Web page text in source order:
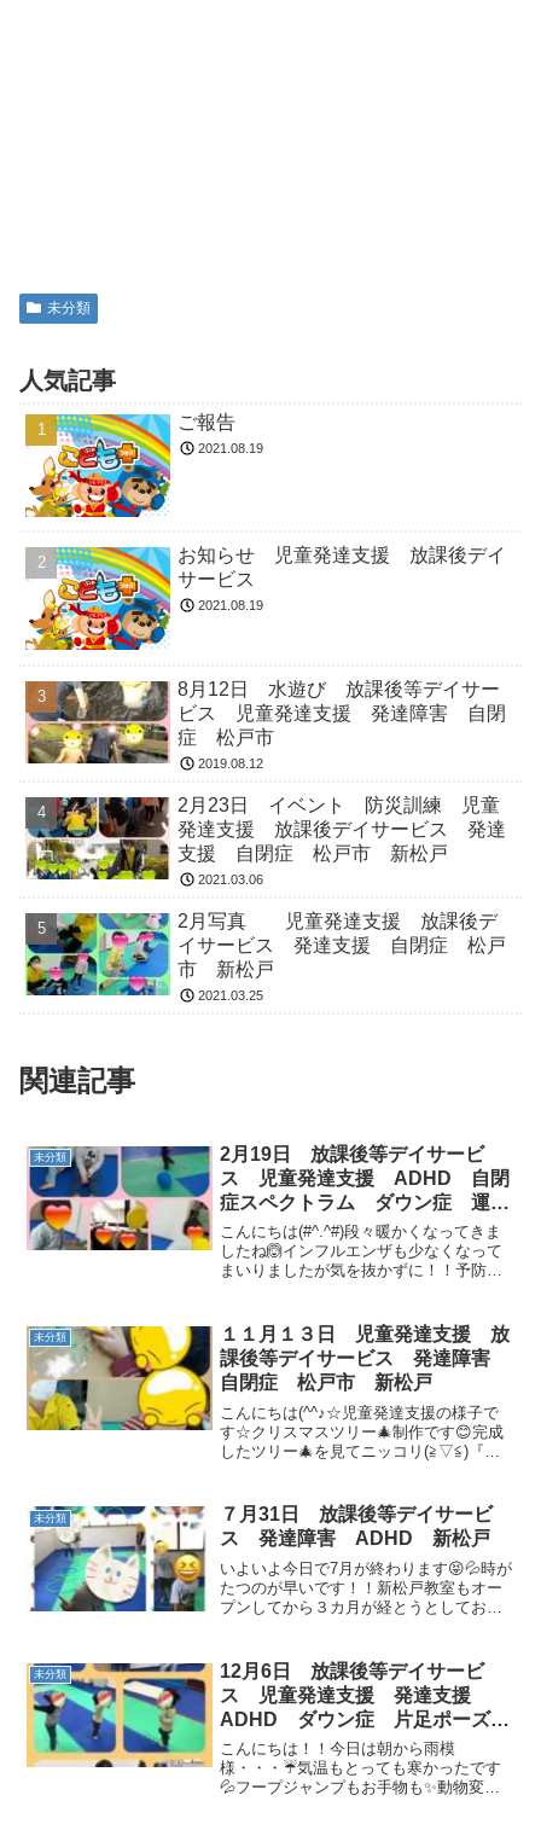
未分類
人気記事
ご報告
2021.08.19
お知らせ 児童発達支援 放課後デイ
サービス
2021.08.19
8月12日 水遊び 放課後等デイサー
ビス 児童発達支援 発達障害 自閉
症 松戸市
2019.08.12
2月23日 イベント 防災訓練 児童
発達支援 放課後デイサービス 発達
支援 自閉症 松戸市 新松戸
2021.03.06
2月写真 児童発達支援 放課後デ
イサービス 発達支援 自閉症 松戸
市 新松戸
2021.03.25
関連記事
未分類
2月19日 放課後等デイサービ
ス 児童発達支援 ADHD 自閉
症スペクトラム ダウン症 運動
療育 流山 松戸 新松戸
こんにちは(#^.^#)段々暖かくなってきま
したね🙆インフルエンザも少なくなって
まいりましたが気を抜かずに！！予防は
になって橋を渡りました😍みんな上手で
す！！壁倒立もだ...
未分類
１１月１３日 児童発達支援 放
課後等デイサービス 発達障害
自閉症 松戸市 新松戸
こんにちは(^^♪☆児童発達支援の様子で
す☆クリスマスツリー🎄制作です😊完成
したツリー🎄を見てニッコリ(≧▽≦)『あ
した🎶動物変身の次はジャンケンの練習
です✌サーキット...
未分類
７月31日 放課後等デイサービ
ス 発達障害 ADHD 新松戸
いよいよ今日で7月が終わります😝💦時が
たつのが早いです！！新松戸教室もオー
プンしてから３カ月が経とうとしており
(*^▽^*)また一緒に遊ぼうね💖
未分類
12月6日 放課後等デイサービ
ス 児童発達支援 発達支援
ADHD ダウン症 片足ポーズ
流山 新松戸 松戸
こんにちは！！今日は朝から雨模
様・・・☔気温もとっても寒かったです
💦フープジャンプもお手物も✨動物変身